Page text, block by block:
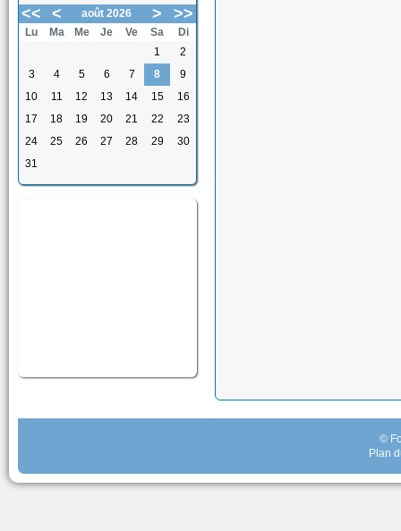
<< < août 2026 > >>
Lu Ma Me Je Ve Sa
Di
1
2
3
4 5 6 7 8
9
10
11 12 13 14 15
16
17
18 19 20 21 22
23
24
25 26 27 28 29
30
31
©
Plan